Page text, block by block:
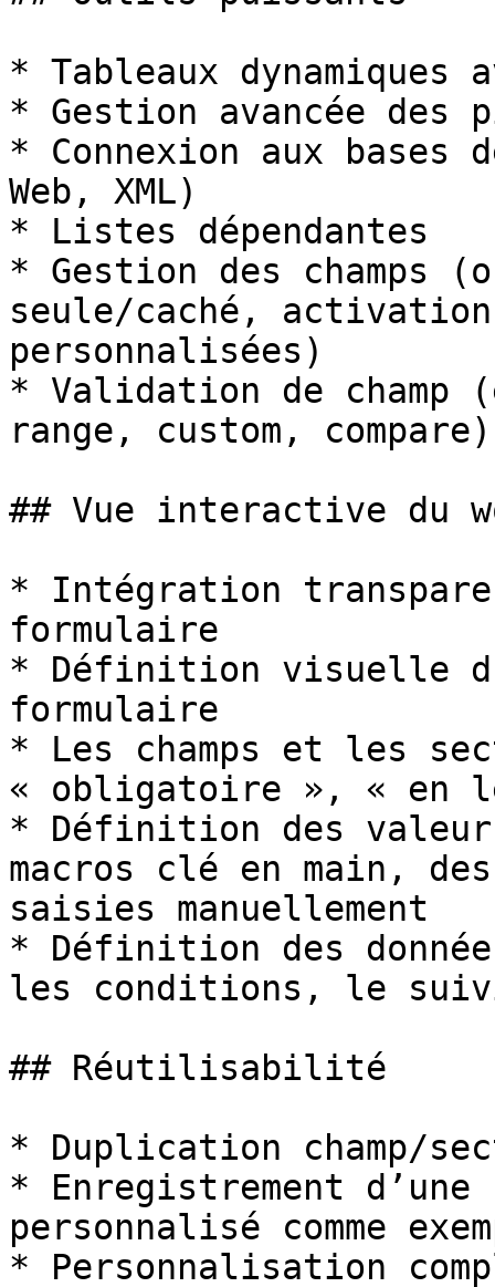
* Tableaux dynamiques
* Gestion avancée des
* Connexion aux bases
Web, XML)
* Listes dépendantes
* Gestion des champs
seule/caché,
personnalisées)
* Validation de champ
range, custom, compare)
## Vue interactive du
* Intégration
formulaire
* Définition visuelle du
formulaire
* Les champs et les
« obligatoire », « en
* Définition des
macros clé en main,
saisies manuellement
* Définition des
les conditions, le
## Réutilisabilité
* Duplication champ/
* Enregistrement d’une
personnalisé comme
* Personnalisation